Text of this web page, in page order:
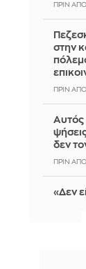
ΠΡΙΝ
στην
ΠΡΙΝ
Αυτός
δεν
ΠΡΙΝ
«Δεν